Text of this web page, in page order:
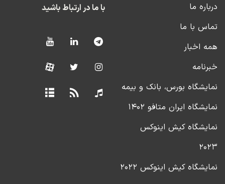
درباره ما
تماس با ما
همه اخبار
خبرنامه
نمایشگاه بورس، بانک و بیمه
نمایشگاه ایران متافو ۱۴۰۲
نمایشگاه کیش اینوکس
۲۰۲۳
نمایشگاه کیش اینوکس ۲۰۲۲
با ما در ارتباط باشید